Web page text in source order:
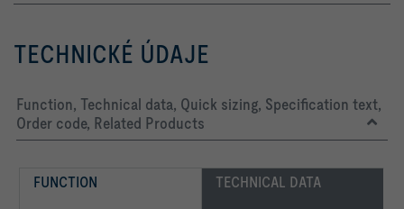
TECHNICKÉ ÚDAJE
Function, Technical data, Quick sizing, Specification text,
Order code, Related Products
FUNCTION TECHNICAL DATA